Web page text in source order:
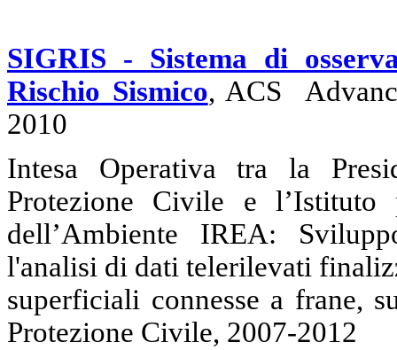
SIGRIS - Sistema di
Rischio Sismico, ACS
2010
Intesa Operativa tra la
Protezione Civile e l’Istituto
dell’Ambiente IREA:
l'analisi di dati telerilevati
superficiali connesse a frane,
Protezione Civile, 2007-2012